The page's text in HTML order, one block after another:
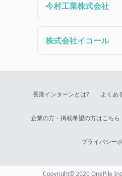
今村工業株式会社
株式会社イコール
長期インターンとは? よくあ
企業の方・掲載希望の方はこちら
プライバシー
Copyright© 2020 OnePile